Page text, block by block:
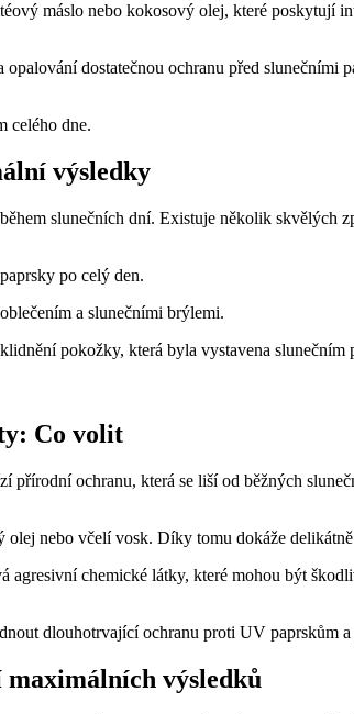
máslo nebo kokosový olej, které poskytují
dostatečnou ochranu před slunečními
celého dne.
výsledky
slunečních dní. Existuje několik skvělých
po celý den.
a slunečními brýlemi.
pokožky, která byla vystavena slunečním
Co volit
přírodní ochranu, která se liší od běžných
nebo včelí vosk. Díky tomu dokáže
chemické látky, které mohou být
dlouhotrvající ochranu proti UV paprskům
maximálních výsledků